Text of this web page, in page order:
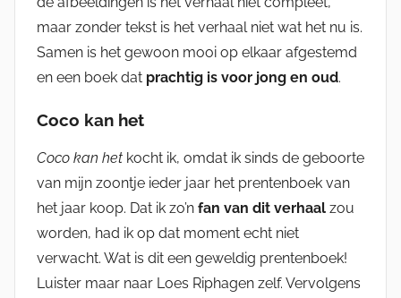
maar zonder tekst is het verhaal niet wat het nu is.
Samen is het gewoon mooi op elkaar afgestemd
en een boek dat prachtig is voor jong en oud.
Coco kan het
Coco kan het kocht ik, omdat ik sinds de geboorte
van mijn zoontje ieder jaar het prentenboek van
het jaar koop. Dat ik zo’n fan van dit verhaal zou
worden, had ik op dat moment echt niet
verwacht. Wat is dit een geweldig prentenboek!
Luister maar naar Loes Riphagen zelf. Vervolgens